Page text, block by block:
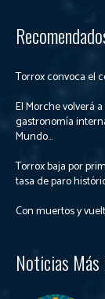
Torrox convoca el
El Morche volverá
gastronomía
Mundo...
Torrox baja por
tasa de paro
Con muertos y
Noticias Más